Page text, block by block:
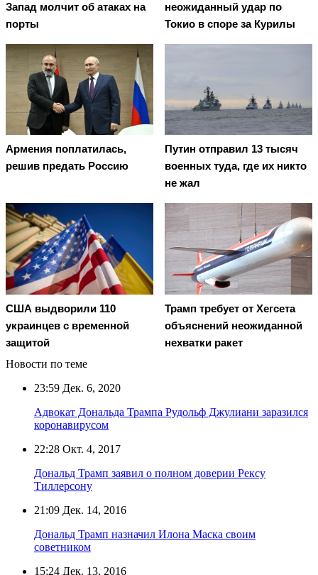
Запад молчит об атаках на
порты
неожиданный удар по
Токио в споре за Курилы
Армения поплатилась,
решив предать Россию
Путин отправил 13 тысяч
военных туда, где их никто
не жал
США выдворили 110
украинцев с временной
защитой
Трамп требует от Хегсета
объяснений неожиданной
нехватки ракет
Новости по теме
23:59 Дек. 6, 2020
Адвокат Дональда Трампа Рудольф Джулиани заразился
коронавирусом
22:28 Окт. 4, 2017
Дональд Трамп заявил о полном доверии Рексу
Тиллерсону
21:09 Дек. 14, 2016
Дональд Трамп назначил Илона Маска своим
советником
15:24 Дек. 13, 2016